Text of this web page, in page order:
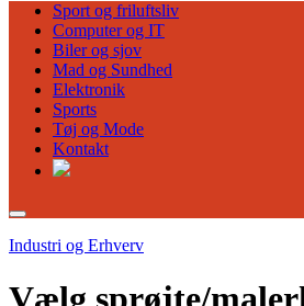
Sport og friluftsliv
Computer og IT
Biler og sjov
Mad og Sundhed
Elektronik
Sports
Tøj og Mode
Kontakt
Industri og Erhverv